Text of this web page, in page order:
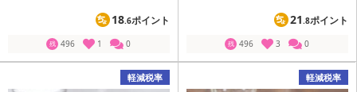
18.6ポイント
残 496 1 0
21.8ポイント
残 496 3 0
軽減税率 軽減税率